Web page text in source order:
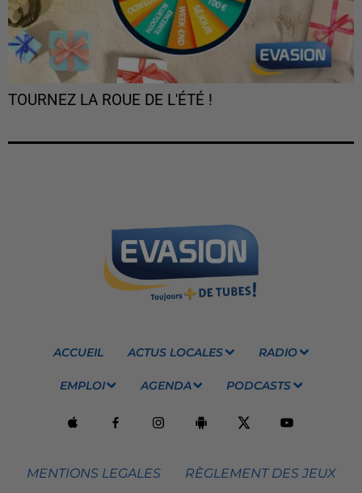
TOURNEZ LA ROUE DE L'ÉTÉ !
ACCUEIL ACTUS LOCALES RADIO
EMPLOI AGENDA PODCASTS
MENTIONS LEGALES RÈGLEMENT DES JEUX